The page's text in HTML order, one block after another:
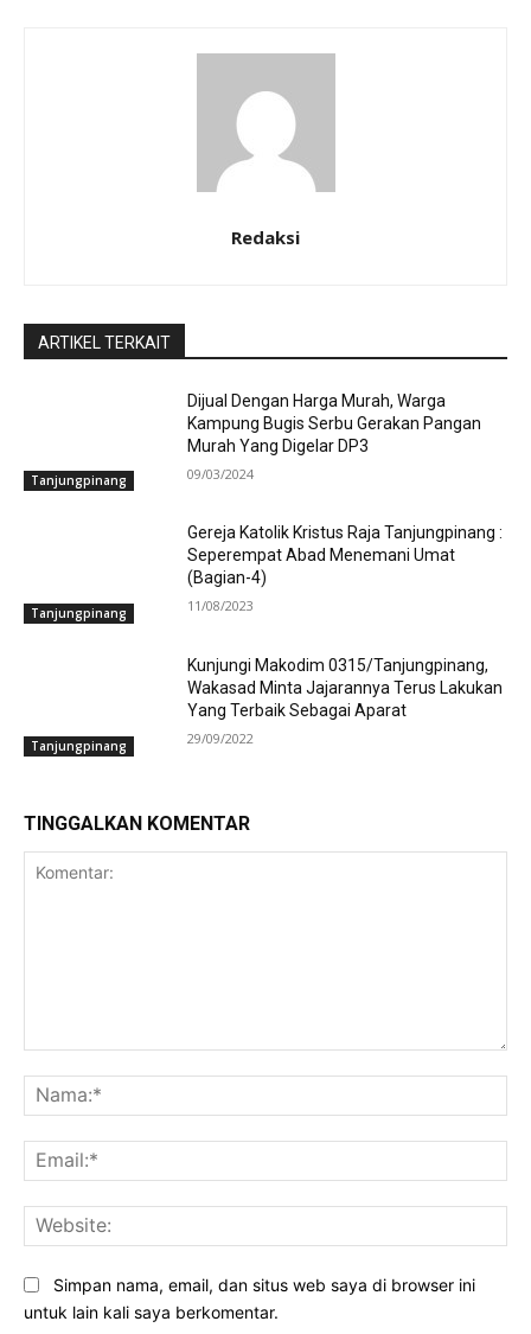
Redaksi
ARTIKEL TERKAIT
Tanjungpinang
Dijual Dengan Harga Murah, Warga
Kampung Bugis Serbu Gerakan Pangan
Murah Yang Digelar DP3
09/03/2024
Tanjungpinang
Gereja Katolik Kristus Raja Tanjungpinang :
Seperempat Abad Menemani Umat
(Bagian-4)
11/08/2023
Tanjungpinang
Kunjungi Makodim 0315/Tanjungpinang,
Wakasad Minta Jajarannya Terus Lakukan
Yang Terbaik Sebagai Aparat
29/09/2022
TINGGALKAN KOMENTAR
Simpan nama, email, dan situs web saya di browser ini
untuk lain kali saya berkomentar.